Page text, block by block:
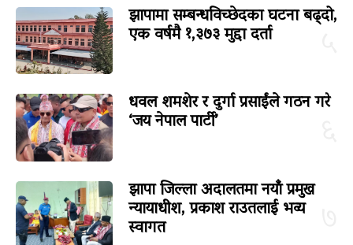
झापामा सम्बन्धविच्छेदका घटना बढ्दो,
एक वर्षमै १,३७३ मुद्दा दर्ता
धवल शमशेर र दुर्गा प्रसाईंले गठन गरे
‘जय नेपाल पार्टी’
झापा जिल्ला अदालतमा नयाँ प्रमुख
न्यायाधीश, प्रकाश राउतलाई भव्य
स्वागत